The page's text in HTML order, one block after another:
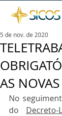
AS
5 de nov. de 2020
No
do